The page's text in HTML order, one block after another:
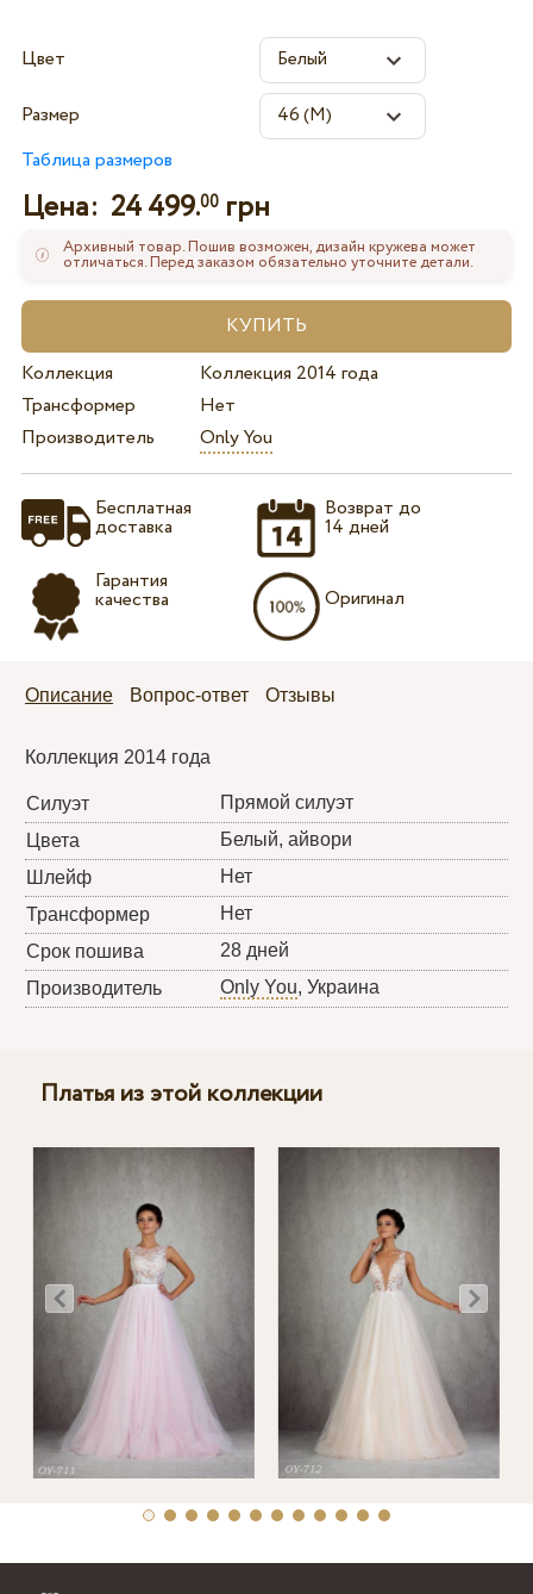
Цвет
Размер
Таблица размеров
Цена: 24 499.00грн
Архивный товар. Пошив возможен, дизайн кружева может
отличаться. Перед заказом обязательно уточните детали.
Коллекция
Коллекция 2014 года
Трансформер
Нет
Производитель
Only You
Бесплатная
доставка
Гарантия
качества
Возврат до
14 дней
Оригинал
Описание Вопрос-ответ Отзывы
Коллекция 2014 года
Силуэт
Прямой силуэт
Цвета
Белый, айвори
Шлейф
Нет
Трансформер
Нет
Срок пошива
28 дней
Производитель
Only You, Украина
Платья из этой коллекции